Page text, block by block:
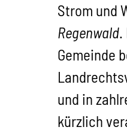
Strom und
Regenwald.
Gemeinde
und in
kürzlich